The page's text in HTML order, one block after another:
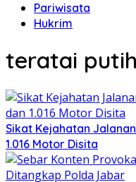
Pariwisata
Hukrim
teratai putih
Sikat Kejahatan
1.016 Motor Disita